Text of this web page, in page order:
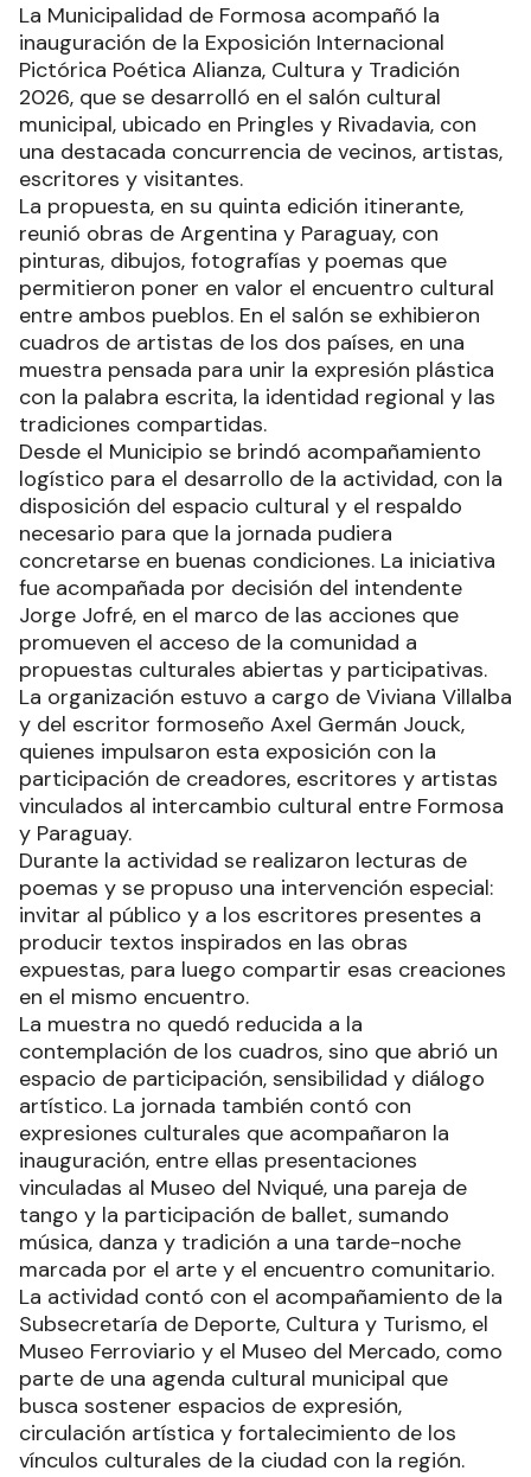
La Municipalidad de Formosa acompañó la
inauguración de la Exposición Internacional
Pictórica Poética Alianza, Cultura y Tradición
2026, que se desarrolló en el salón cultural
municipal, ubicado en Pringles y Rivadavia, con
una destacada concurrencia de vecinos, artistas,
escritores y visitantes.
La propuesta, en su quinta edición itinerante,
reunió obras de Argentina y Paraguay, con
pinturas, dibujos, fotografías y poemas que
permitieron poner en valor el encuentro cultural
entre ambos pueblos. En el salón se exhibieron
cuadros de artistas de los dos países, en una
muestra pensada para unir la expresión plástica
con la palabra escrita, la identidad regional y las
tradiciones compartidas.
Desde el Municipio se brindó acompañamiento
logístico para el desarrollo de la actividad, con la
disposición del espacio cultural y el respaldo
necesario para que la jornada pudiera
concretarse en buenas condiciones. La iniciativa
fue acompañada por decisión del intendente
Jorge Jofré, en el marco de las acciones que
promueven el acceso de la comunidad a
propuestas culturales abiertas y participativas.
La organización estuvo a cargo de Viviana Villalba
y del escritor formoseño Axel Germán Jouck,
quienes impulsaron esta exposición con la
participación de creadores, escritores y artistas
vinculados al intercambio cultural entre Formosa
y Paraguay.
Durante la actividad se realizaron lecturas de
poemas y se propuso una intervención especial:
invitar al público y a los escritores presentes a
producir textos inspirados en las obras
expuestas, para luego compartir esas creaciones
en el mismo encuentro.
La muestra no quedó reducida a la
contemplación de los cuadros, sino que abrió un
espacio de participación, sensibilidad y diálogo
artístico. La jornada también contó con
expresiones culturales que acompañaron la
inauguración, entre ellas presentaciones
vinculadas al Museo del Nviqué, una pareja de
tango y la participación de ballet, sumando
música, danza y tradición a una tarde-noche
marcada por el arte y el encuentro comunitario.
La actividad contó con el acompañamiento de la
Subsecretaría de Deporte, Cultura y Turismo, el
Museo Ferroviario y el Museo del Mercado, como
parte de una agenda cultural municipal que
busca sostener espacios de expresión,
circulación artística y fortalecimiento de los
vínculos culturales de la ciudad con la región.